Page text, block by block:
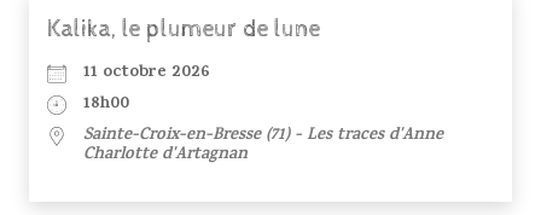
Kalika, le plumeur de lune
11 octobre 2026
18h00
Sainte-Croix-en-Bresse (71) - Les traces d'Anne
Charlotte d'Artagnan